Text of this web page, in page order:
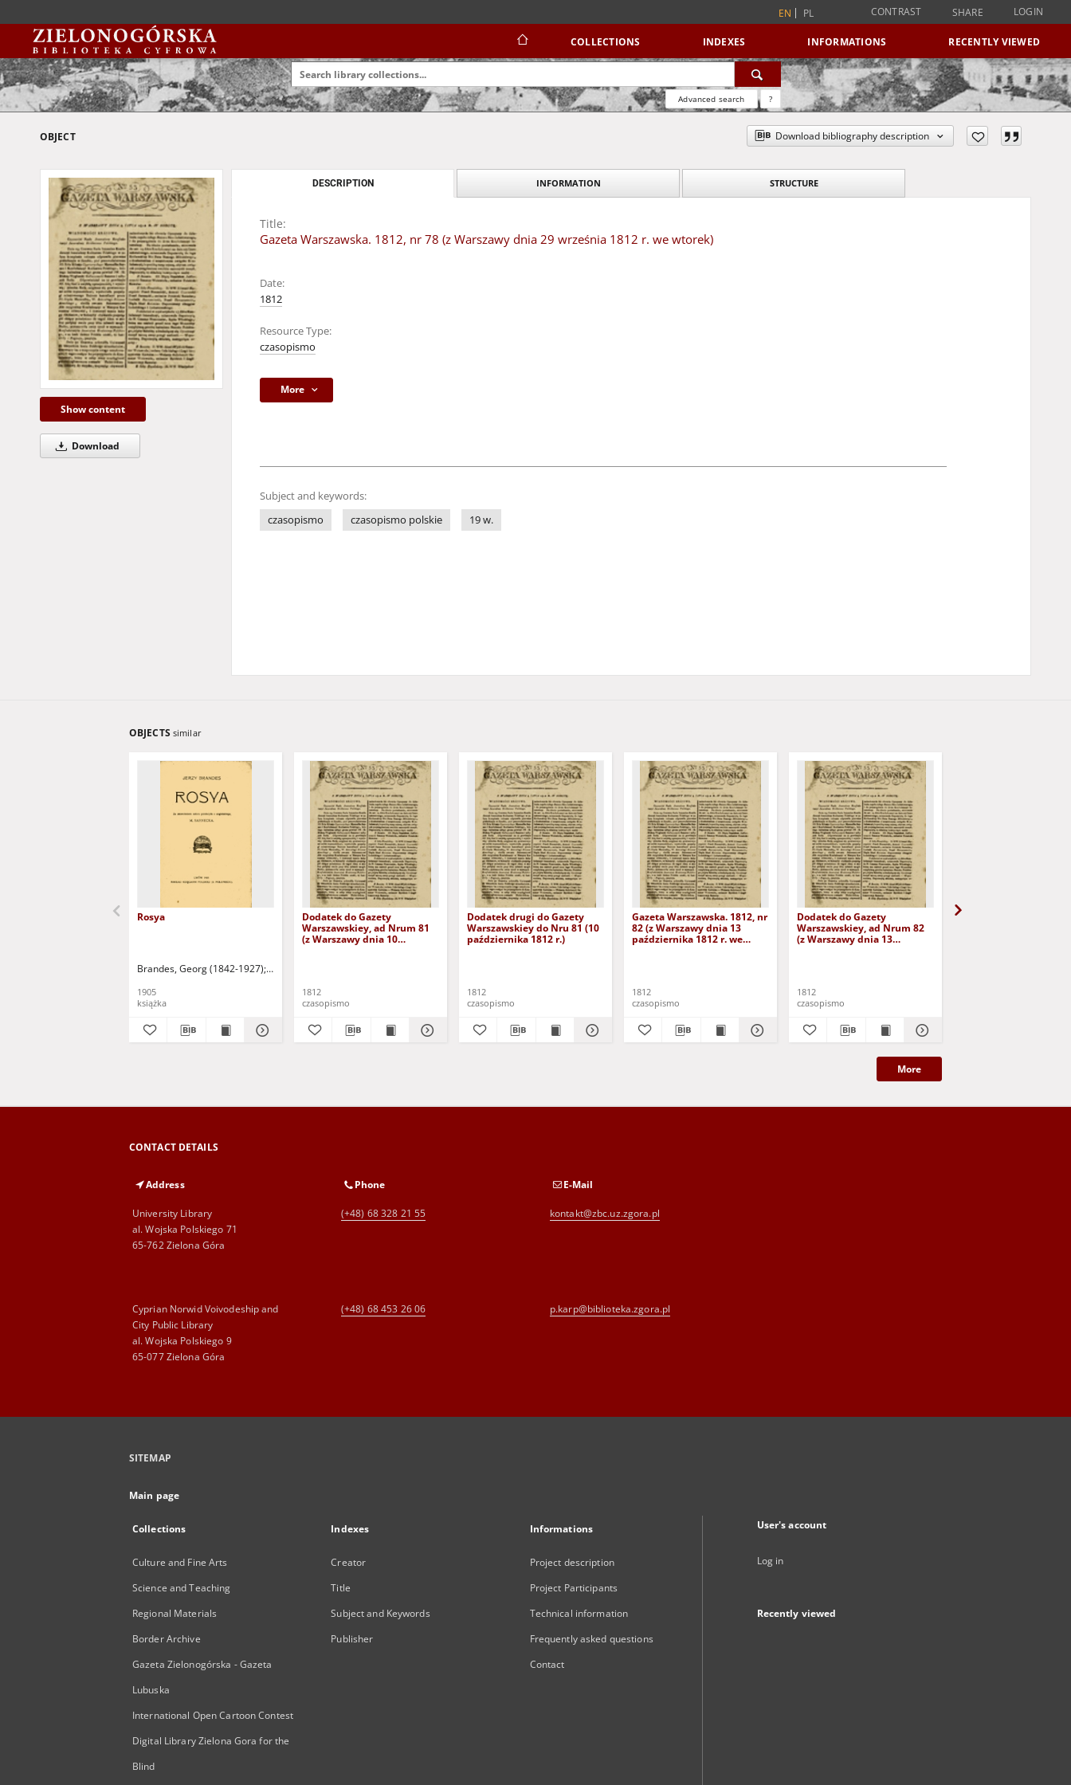
EN PL CONTRAST SHARE LOGIN
COLLECTIONS INDEXES INFORMATIONS RECENTLY VIEWED
Advanced search ?
OBJECT Download bibliography description
Show content
Download
DESCRIPTION INFORMATION STRUCTURE
Title:
Gazeta Warszawska. 1812, nr 78 (z Warszawy dnia 29 września 1812 r. we wtorek)
Date:
1812
Resource Type:
czasopismo
More
Subject and keywords:
czasopismo
czasopismo polskie 19 w.
OBJECTS similar
Rosya
Brandes, Georg (1842-1927) Sarnecka, M. - tł.
1905
książka
Dodatek do Gazety
Warszawskiey, ad Nrum 81
(z Warszawy dnia 10
1812
czasopismo
Dodatek drugi do Gazety
Warszawskiey do Nru 81 (10
października 1812 r.)
1812
czasopismo
Gazeta Warszawska. 1812, nr
82 (z Warszawy dnia 13
października 1812 r. we
1812
czasopismo
Dodatek do Gazety
Warszawskiey, ad Nrum 82
(z Warszawy dnia 13
1812
czasopismo
More
CONTACT DETAILS
Address
University Library
al. Wojska Polskiego 71
65-762 Zielona Góra
Phone
(+48) 68 328 21 55
E-Mail
kontakt@zbc.uz.zgora.pl
Cyprian Norwid Voivodeship and
City Public Library
al. Wojska Polskiego 9
65-077 Zielona Góra
(+48) 68 453 26 06 p.karp@biblioteka.zgora.pl
SITEMAP
Main page
Collections
Culture and Fine Arts
Science and Teaching
Regional Materials
Border Archive
Gazeta Zielonogórska - Gazeta
Lubuska
International Open Cartoon Contest
Digital Library Zielona Gora for the
Blind
Indexes
Creator
Title
Subject and Keywords
Publisher
Informations
Project description
Project Participants
Technical information
Frequently asked questions
Contact
User's account
Log in
Recently viewed